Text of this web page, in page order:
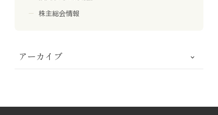
株主総会情報
アーカイブ